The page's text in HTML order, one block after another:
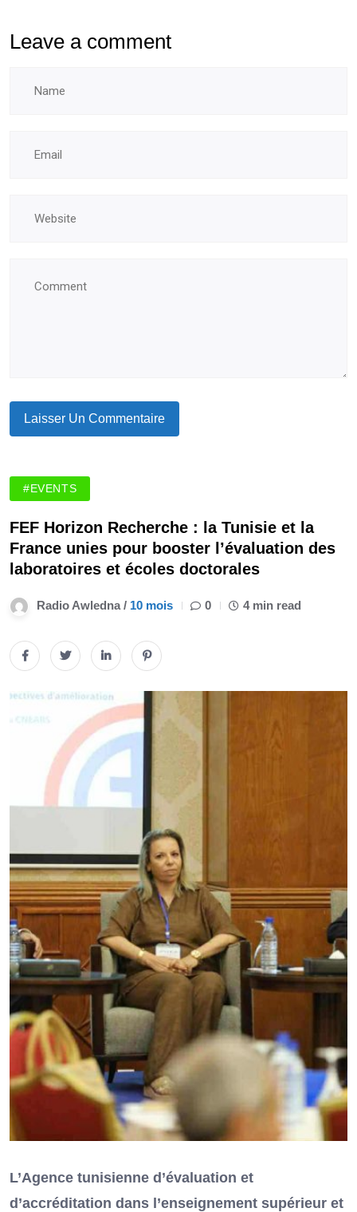
Leave a comment
#EVENTS
FEF Horizon Recherche : la Tunisie et la
France unies pour booster l’évaluation des
laboratoires et écoles doctorales
Radio Awledna / 10 mois 0 4 min read
L’Agence tunisienne d’évaluation et
d’accréditation dans l’enseignement supérieur et